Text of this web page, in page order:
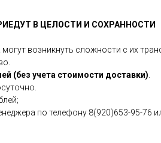
В ЦЕЛОСТИ И СОХРАННОСТИ
возникнуть сложности с их
(без учета стоимости доставки)
по телефону 8(920)653-95-76